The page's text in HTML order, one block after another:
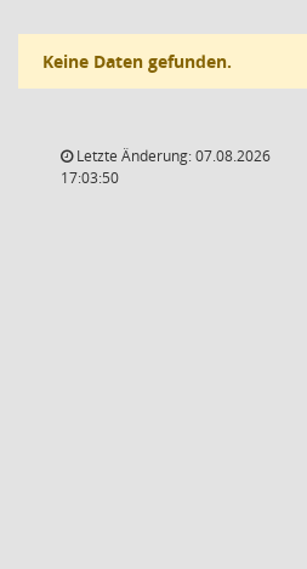
Keine Daten gefunden.
Letzte Änderung: 07.08.2026
17:03:50